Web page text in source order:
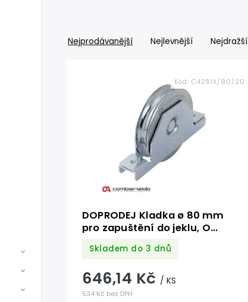
Nejprodávanější Nejlevnější Nejdražší
DOPRODEJ Kladka ø 80 mm
pro zapuštění do jeklu, O
profil, nosnost 200 kg,
nerezová / AISI304
Skladem do 3 dnů
534 Kč bez DPH
646,14 Kč / KS
Kód:C425IX/80/20